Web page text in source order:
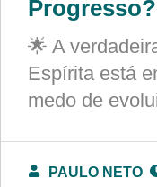
Progresso?
🌟 A
Espírita está
medo de
PAULO NETO